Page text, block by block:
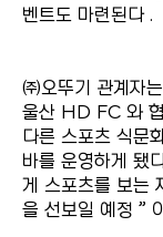
벤트도 마련된다 .
㈜오뚜기 관계자
울산 HD FC 와
다른 스포츠 식문
바를 운영하게 됐
게 스포츠를 보는
을 선보일 예정 ”